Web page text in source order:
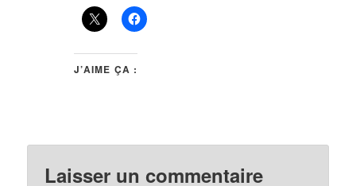
J’AIME ÇA :
Laisser un commentaire